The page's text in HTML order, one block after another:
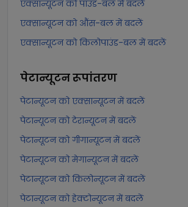
एक्सान्यूटन को पाउंड-बल में बदलें
एक्सान्यूटन को औंस-बल में बदलें
एक्सान्यूटन को किलोपाउंड-बल में बदलें
पेटान्यूटनरूपांतरण
पेटान्यूटन को एक्सान्यूटन में बदलें
पेटान्यूटन को टेरान्यूटन में बदलें
पेटान्यूटन को गीगान्यूटन में बदलें
पेटान्यूटन को मेगान्यूटन में बदलें
पेटान्यूटन को किलोन्यूटन में बदलें
पेटान्यूटन को हेक्टोन्यूटन में बदलें